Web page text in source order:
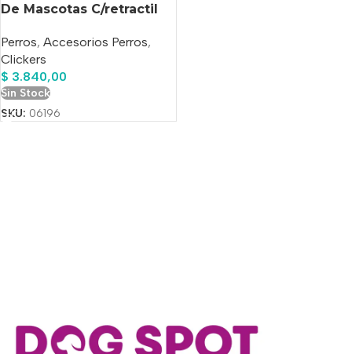
De Mascotas C/retractil
Perros, Accesorios Perros,
Clickers
$ 3.840,00
Sin Stock
SKU: 06196